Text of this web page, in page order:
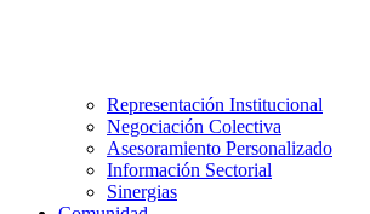
Representación Institucional
Negociación Colectiva
Asesoramiento Personalizado
Información Sectorial
Sinergias